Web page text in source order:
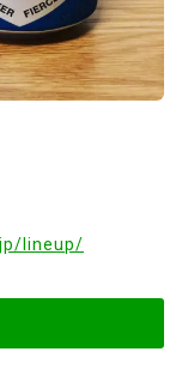
lineup/